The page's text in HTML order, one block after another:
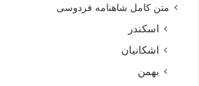
متن کامل شاهنامه فردوسی
اسکندر
اشکانیان
بهمن